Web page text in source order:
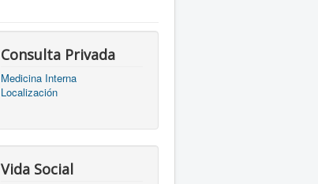
Consulta Privada
Medicina Interna
Localización
Vida Social